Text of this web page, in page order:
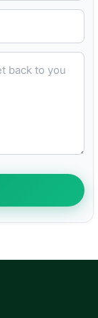
24 hours.